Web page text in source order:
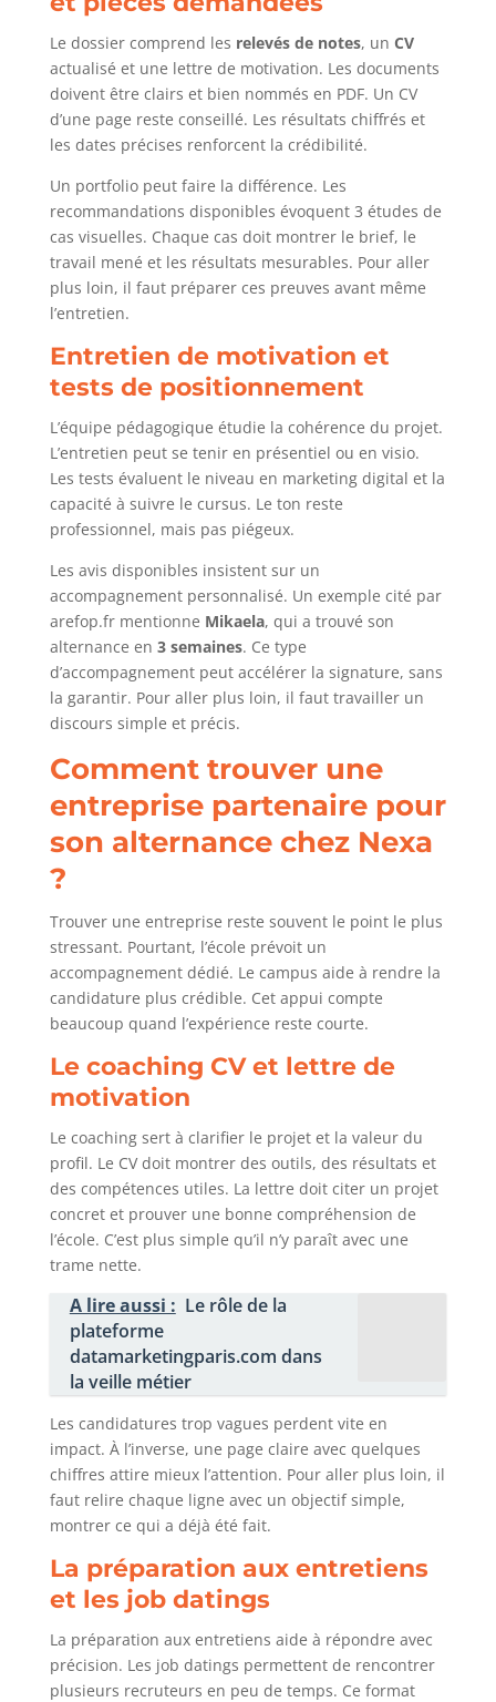
Le dossier comprend les relevés de notes, un CV
actualisé et une lettre de motivation. Les documents
doivent être clairs et bien nommés en PDF. Un CV
d’une page reste conseillé. Les résultats chiffrés et
les dates précises renforcent la crédibilité.
Un portfolio peut faire la différence. Les
recommandations disponibles évoquent 3 études de
cas visuelles. Chaque cas doit montrer le brief, le
travail mené et les résultats mesurables. Pour aller
plus loin, il faut préparer ces preuves avant même
l’entretien.
Entretien de motivation et
tests de positionnement
L’équipe pédagogique étudie la cohérence du projet.
L’entretien peut se tenir en présentiel ou en visio.
Les tests évaluent le niveau en marketing digital et la
capacité à suivre le cursus. Le ton reste
professionnel, mais pas piégeux.
Les avis disponibles insistent sur un
accompagnement personnalisé. Un exemple cité par
arefop.fr mentionne Mikaela, qui a trouvé son
alternance en 3 semaines. Ce type
d’accompagnement peut accélérer la signature, sans
la garantir. Pour aller plus loin, il faut travailler un
discours simple et précis.
Comment trouver une
entreprise partenaire pour
son alternance chez Nexa
?
Trouver une entreprise reste souvent le point le plus
stressant. Pourtant, l’école prévoit un
accompagnement dédié. Le campus aide à rendre la
candidature plus crédible. Cet appui compte
beaucoup quand l’expérience reste courte.
Le coaching CV et lettre de
motivation
Le coaching sert à clarifier le projet et la valeur du
profil. Le CV doit montrer des outils, des résultats et
des compétences utiles. La lettre doit citer un projet
concret et prouver une bonne compréhension de
l’école. C’est plus simple qu’il n’y paraît avec une
trame nette.
A lire aussi : Le rôle de la
plateforme
datamarketingparis.com dans
la veille métier
Les candidatures trop vagues perdent vite en
impact. À l’inverse, une page claire avec quelques
chiffres attire mieux l’attention. Pour aller plus loin, il
faut relire chaque ligne avec un objectif simple,
montrer ce qui a déjà été fait.
La préparation aux entretiens
et les job datings
La préparation aux entretiens aide à répondre avec
précision. Les job datings permettent de rencontrer
plusieurs recruteurs en peu de temps. Ce format